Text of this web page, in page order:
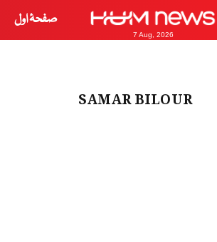
7 Aug, 2026
صفحۂ اول
SAMAR BILOUR